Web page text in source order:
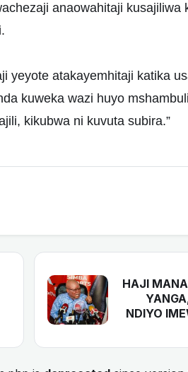
anaowahitaji kusajiliwa
yeyote atakayemhitaji katika
kuweka wazi huyo
kikubwa ni kuvuta subira.”
HAJI
NDIYO